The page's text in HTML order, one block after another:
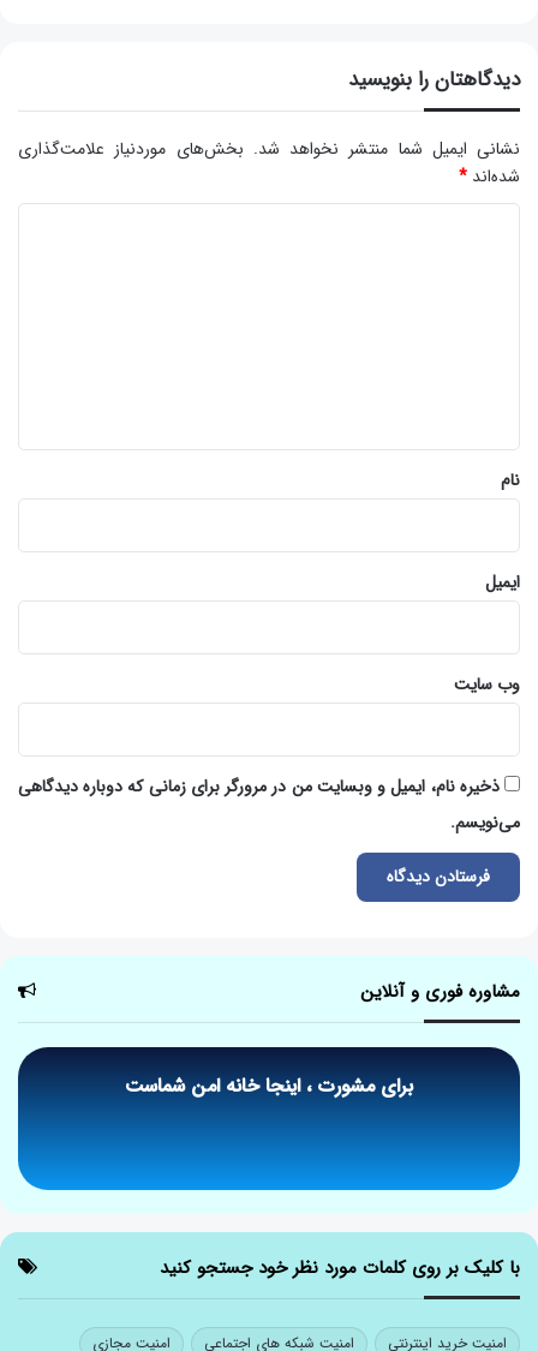
دیدگاهتان را بنویسید
نشانی ایمیل شما منتشر نخواهد شد. بخش‌های موردنیاز علامت‌گذاری
شده‌اند *
نام
ایمیل
وب‌ سایت
ذخیره نام، ایمیل و وبسایت من در مرورگر برای زمانی که دوباره دیدگاهی
می‌نویسم.
مشاوره فوری و آنلاین
برای مشورت ، اینجا خانه امن شماست
با کلیک بر روی کلمات مورد نظر خود جستجو کنید
امنیت خرید اینترنتی امنیت شبکه های اجتماعی امنیت مجازی